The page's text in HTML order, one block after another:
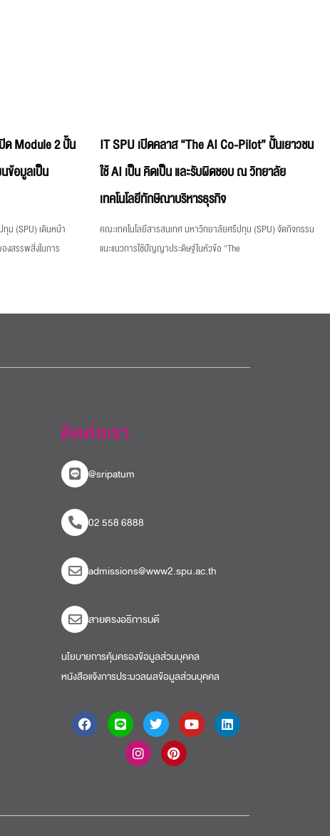
ด Module 2 ปั้น
ข้อมูลเป็น
ม (SPU) เดินหน้า
งสรรพสิ่งในการ
IT SPU เปิดคลาส “The AI Co-Pilot” ปั้นเยาวชน
ใช้ AI เป็น คิดเป็น และรับผิดชอบ ณ วิทยาลัย
เทคโนโลยีทักษิณาบริหารธุรกิจ
คณะเทคโนโลยีสารสนเทศ มหาวิทยาลัยศรีปทุม (SPU) จัดกิจกรรม
แนะแนวการใช้ปัญญาประดิษฐ์ในหัวข้อ “The
ติดต่อเรา
@sripatum
02 558 6888
admissions@www2.spu.ac.th
สายตรงอธิการบดี​
นโยบายการคุ้มครองข้อมูลส่วนบุคคล
หนังสือแจ้งการประมวลผลข้อมูลส่วนบุคคล